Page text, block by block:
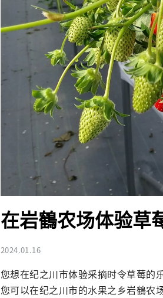
在岩鶴农场体验草
2024.01.16
您想在纪之川市体验采摘时令草莓的
您可以在纪之川市的水果之乡岩鶴农